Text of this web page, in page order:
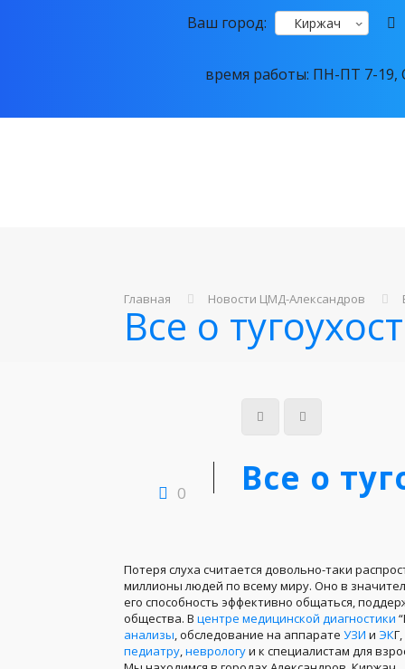
Ваш город: Киржач
время работы: ПН-ПТ 7-19,
Главная Новости ЦМД-Александров
Все о
0 Все о
Потеря слуха считается довольно-таки
миллионы людей по всему миру. Оно в
его способность эффективно общаться,
общества. В центре медицинской диагностики
анализы, обследование на аппарате УЗИ и ЭК
педиатру,неврологуи к специалистам для